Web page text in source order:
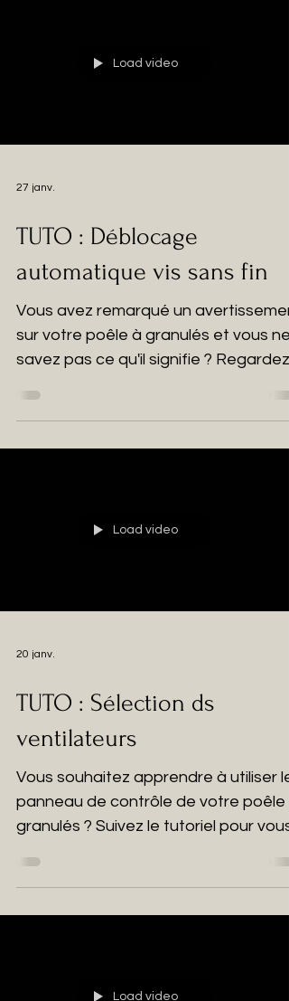
Load video
27 janv.
TUTO : Déblocage
automatique vis sans fin
Vous avez remarqué un
sur votre poêle à granulés et vous ne
savez pas ce qu'il signifie ? Regardez
Load video
20 janv.
TUTO : Sélection ds
ventilateurs
Vous souhaitez apprendre à utiliser le
panneau de contrôle de votre poêle
granulés ? Suivez le tutoriel pour vous
Load video